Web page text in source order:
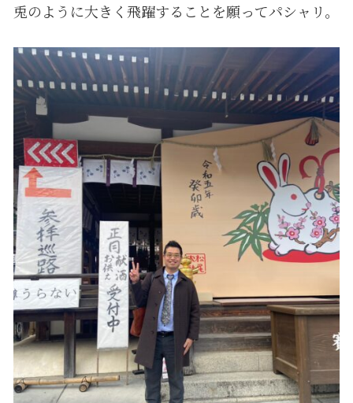
兎のように大きく飛躍することを願ってパシャリ。